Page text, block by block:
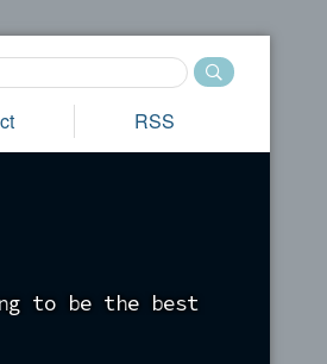
RSS
ng to be the best